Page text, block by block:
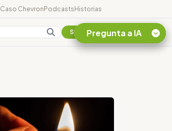
Caso ChevronPodcastsHistorias
SuscribirsePregunta a IA